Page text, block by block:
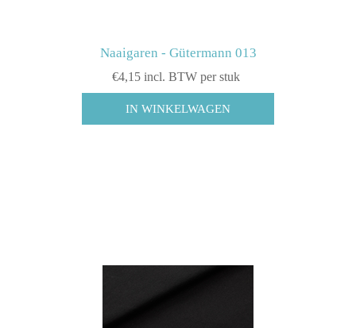
Naaigaren - Gütermann 013
€4,15 incl. BTW per stuk